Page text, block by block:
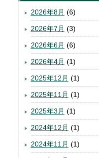
2026年8月 (6)
2026年7月 (3)
2026年6月 (6)
2026年4月 (1)
2025年12月 (1)
2025年11月 (1)
2025年3月 (1)
2024年12月 (1)
2024年11月 (1)